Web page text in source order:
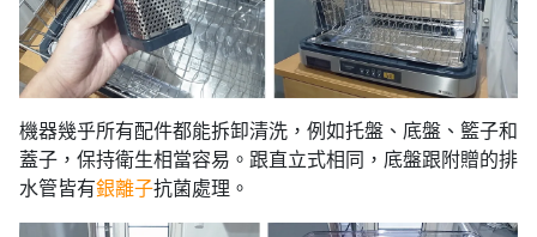
機器幾乎所有配件都能拆卸清洗，例如托盤、底盤、籃子和
蓋子，保持衛生相當容易。跟直立式相同，底盤跟附贈的排
水管皆有銀離子抗菌處理。